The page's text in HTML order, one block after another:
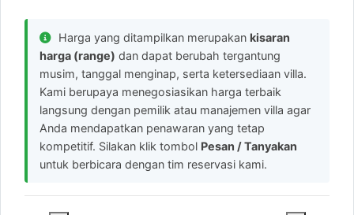
Harga yang ditampilkan merupakan kisaran
harga (range) dan dapat berubah tergantung
musim, tanggal menginap, serta ketersediaan villa.
Kami berupaya menegosiasikan harga terbaik
langsung dengan pemilik atau manajemen villa agar
Anda mendapatkan penawaran yang tetap
kompetitif. Silakan klik tombol Pesan / Tanyakan
untuk berbicara dengan tim reservasi kami.